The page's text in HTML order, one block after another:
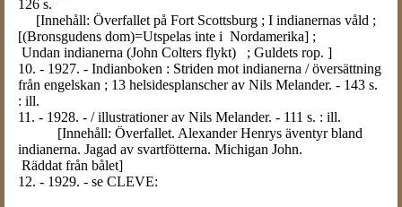
126 s.
[Innehåll: Överfallet på Fort Scottsburg ; I indianernas våld ;
[(Bronsgudens dom)=Utspelas inte i Nordamerika] ;
Undan indianerna (John Colters flykt) ; Guldets rop. ]
10. - 1927. - Indianboken : Striden mot indianerna / översättning
från engelskan ; 13 helsidesplanscher av Nils Melander. - 143 s.
: ill.
11. - 1928. - / illustrationer av Nils Melander. - 111 s. : ill.
[Innehåll: Överfallet. Alexander Henrys äventyr bland
indianerna. Jagad av svartfötterna. Michigan John.
Räddat från bålet]
12. - 1929. - se CLEVE: